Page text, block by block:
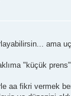
ama
"küçük prens"
aa fikri vermek